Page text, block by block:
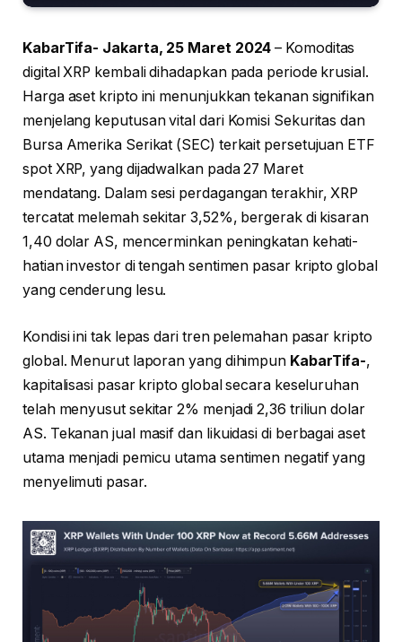
KabarTifa- Jakarta, 25 Maret 2024 – Komoditas
digital XRP kembali dihadapkan pada periode krusial.
Harga aset kripto ini menunjukkan tekanan signifikan
menjelang keputusan vital dari Komisi Sekuritas dan
Bursa Amerika Serikat (SEC) terkait persetujuan ETF
spot XRP, yang dijadwalkan pada 27 Maret
mendatang. Dalam sesi perdagangan terakhir, XRP
tercatat melemah sekitar 3,52%, bergerak di kisaran
1,40 dolar AS, mencerminkan peningkatan kehati-
hatian investor di tengah sentimen pasar kripto global
yang cenderung lesu.
Kondisi ini tak lepas dari tren pelemahan pasar kripto
global. Menurut laporan yang dihimpun KabarTifa-,
kapitalisasi pasar kripto global secara keseluruhan
telah menyusut sekitar 2% menjadi 2,36 triliun dolar
AS. Tekanan jual masif dan likuidasi di berbagai aset
utama menjadi pemicu utama sentimen negatif yang
menyelimuti pasar.